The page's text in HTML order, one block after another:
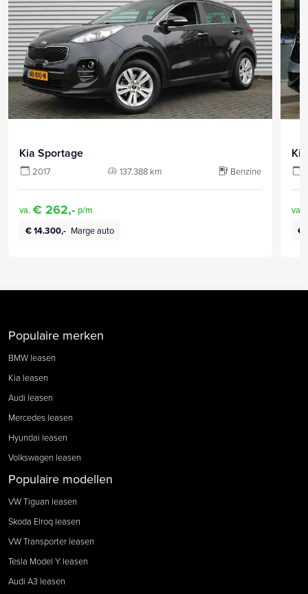
Kia Sportage
2017 137.388 km Benzine
va. € 262,- p/m
€ 14.300,- Marge auto
va.
€
Populaire merken
BMW leasen
Kia leasen
Audi leasen
Mercedes leasen
Hyundai leasen
Volkswagen leasen
Populaire modellen
VW Tiguan leasen
Skoda Elroq leasen
VW Transporter leasen
Tesla Model Y leasen
Audi A3 leasen